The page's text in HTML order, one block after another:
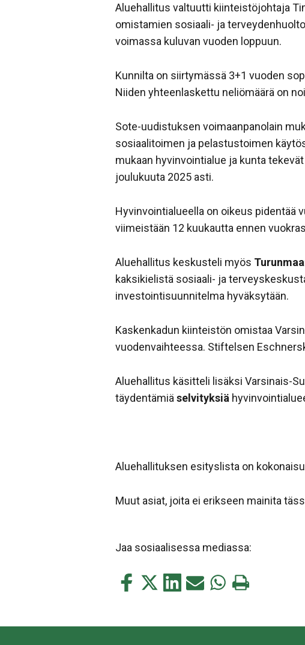
Aluehallitus valtuutti kiinteistöjohtaja
omistamien sosiaali- ja
voimassa kuluvan vuoden loppuun.
Kunnilta on siirtymässä 3+1 vuoden
Niiden yhteenlaskettu neliömäärä on
Sote-uudistuksen voimaanpanolain
sosiaalitoimen ja pelastustoimen
mukaan hyvinvointialue ja kunta
joulukuuta 2025 asti.
Hyvinvointialueella on oikeus pidentää
viimeistään 12 kuukautta ennen
Aluehallitus keskusteli myös
kaksikielistä sosiaali- ja
investointisuunnitelma hyväksytään.
Kaskenkadun kiinteistön omistaa
vuodenvaihteessa. Stiftelsen
Aluehallitus käsitteli lisäksi Varsinais-
täydentämiä selvityksiä
Aluehallituksen esityslista on
Muut asiat, joita ei erikseen mainita
Jaa sosiaalisessa mediassa:
Jaa
Jaa
Jaa Jaa Jaa Tulosta